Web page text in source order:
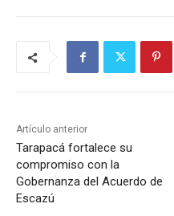
Artículo anterior
Tarapacá fortalece su
compromiso con la
Gobernanza del Acuerdo de
Escazú